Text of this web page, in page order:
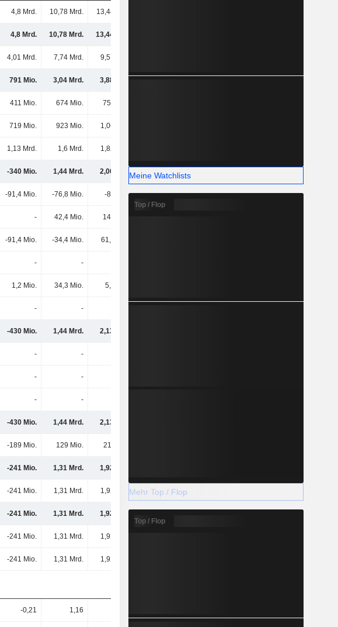
4,8 Mrd. 10,78 Mrd. 13,44 Mrd.
4,8 Mrd. 10,78 Mrd. 13,44 Mrd.
4,01 Mrd. 7,74 Mrd. 9,57 Mrd.
791 Mio. 3,04 Mrd. 3,88 Mrd.
411 Mio. 674 Mio. 757 Mio.
719 Mio. 923 Mio. 1,06 Mrd.
1,13 Mrd. 1,6 Mrd. 1,82 Mrd.
-340 Mio. 1,44 Mrd. 2,06 Mrd. 1,56 Mrd.
-91,4 Mio. -76,8 Mio. -83 Mio. -66,5 Mio. -37,8 Mio.
- 42,4 Mio. 145 Mio.
-91,4 Mio. -34,4 Mio. 61,8 Mio.
- -
1,2 Mio. 34,3 Mio. 5,5 Mio.
- -
-430 Mio. 1,44 Mrd. 2,13 Mrd.
- -
- -
- -
-430 Mio. 1,44 Mrd. 2,13 Mrd.
-189 Mio. 129 Mio. 211 Mio.
-241 Mio. 1,31 Mrd. 1,92 Mrd.
-241 Mio. 1,31 Mrd. 1,92 Mrd. 1,61 Mrd.
-241 Mio. 1,31 Mrd. 1,92 Mrd.
-241 Mio. 1,31 Mrd. 1,92 Mrd.
-241 Mio. 1,31 Mrd. 1,92 Mrd.
-0,21 1,16
Meine Watchlists
Top / Flop
Mehr Top / Flop
Top / Flop